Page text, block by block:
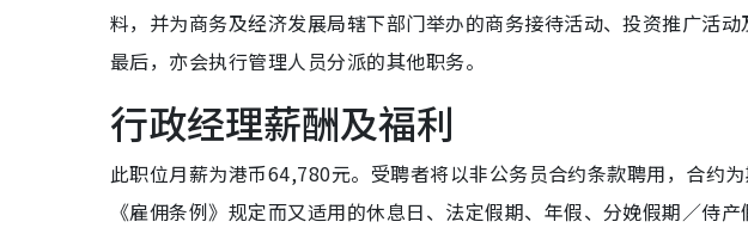
料，并为商务及经济发展局辖下部门举办的商务接待活动、投资推广活动
最后，亦会执行管理人员分派的其他职务。
行政经理薪酬及福利
此职位月薪为港币64,780元。受聘者将以非公务员合约条款聘用，合约
《雇佣条例》规定而又适用的休息日、法定假期、年假、分娩假期／侍